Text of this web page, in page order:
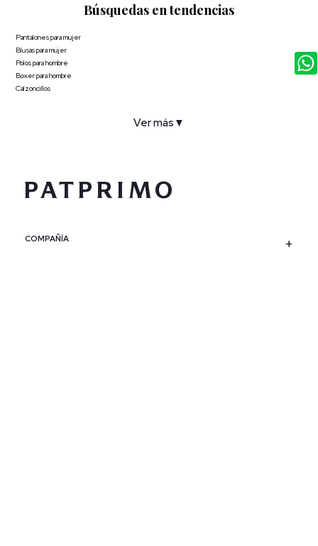
Búsquedas en tendencias
Pantalones para mujer
Blusas para mujer
Polos para hombre
Boxer para hombre
Calzoncillos
Ver más ▼
COMPAÑÍA